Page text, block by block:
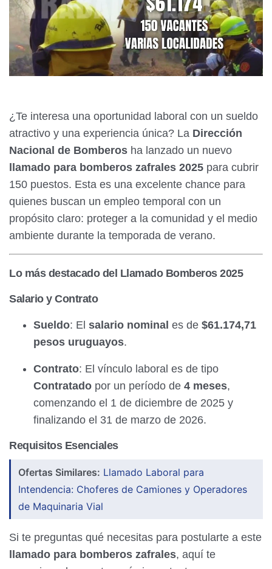
¿Te interesa una oportunidad laboral con un sueldo
atractivo y una experiencia única? La Dirección
Nacional de Bomberos ha lanzado un nuevo
llamado para bomberos zafrales 2025 para cubrir
150 puestos. Esta es una excelente chance para
quienes buscan un empleo temporal con un
propósito claro: proteger a la comunidad y el medio
ambiente durante la temporada de verano.
Lo más destacado del Llamado Bomberos 2025
Salario y Contrato
Sueldo: El salario nominal es de $61.174,71
pesos uruguayos.
Contrato: El vínculo laboral es de tipo
Contratado por un período de 4 meses,
comenzando el 1 de diciembre de 2025 y
finalizando el 31 de marzo de 2026.
Requisitos Esenciales
Ofertas Similares: Llamado Laboral para
Intendencia: Choferes de Camiones y Operadores
de Maquinaria Vial
Si te preguntas qué necesitas para postularte a este
llamado para bomberos zafrales, aquí te